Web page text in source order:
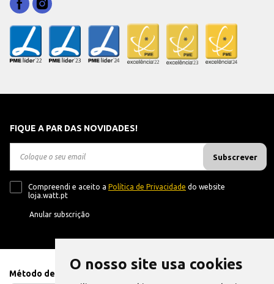
O nosso site usa cookies
FIQUE A PAR DAS NOVIDADES!
Subscrever
Compreendi e aceito a Política de Privacidade do website
loja.watt.pt
Anular subscrição
Método de Pagamento